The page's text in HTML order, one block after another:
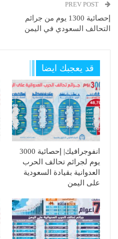
إحصائية 1300 يوم من جرائم
التحالف السعودي في اليمن
قد يعجبك ايضا
انفوجرافيك| إحصائية 3000
يوم لجرائم تحالف الحرب
العدوانية بقيادة السعودية
على اليمن